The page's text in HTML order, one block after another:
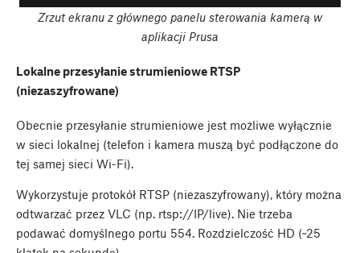
Zrzut ekranu z głównego panelu sterowania kamerą w
aplikacji Prusa
Lokalne przesyłanie strumieniowe RTSP
(niezaszyfrowane)
Obecnie przesyłanie strumieniowe jest możliwe wyłącznie
w sieci lokalnej (telefon i kamera muszą być podłączone do
tej samej sieci Wi-Fi).
Wykorzystuje protokół RTSP (niezaszyfrowany), który można
odtwarzać przez VLC (np. rtsp://IP/live). Nie trzeba
podawać domyślnego portu 554. Rozdzielczość HD (~25